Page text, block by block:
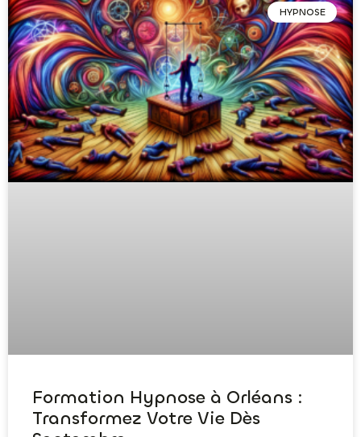
HYPNOSE
Formation Hypnose à Orléans :
Transformez Votre Vie Dès